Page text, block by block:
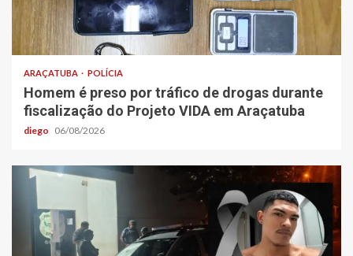
ARAÇATUBA POLÍCIA
Homem é preso por tráfico de drogas durante
fiscalização do Projeto VIDA em Araçatuba
diego 06/08/2026